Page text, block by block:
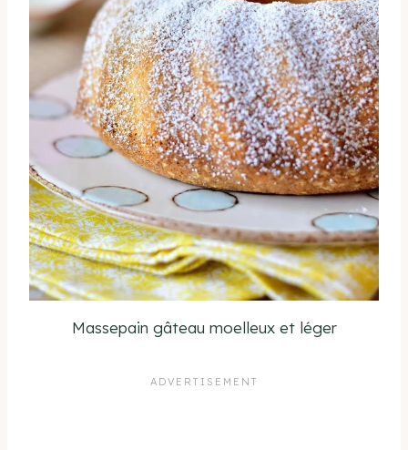
Massepain gâteau moelleux et léger